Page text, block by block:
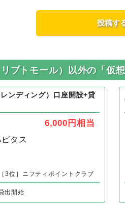
プトモール）以外の「仮
ンディング）口座開設+貸
6,000円 相当
ピタス